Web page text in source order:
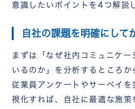
意識したいポイントを4つ解説
自社の課題を明確にして
まずは「なぜ社内コミュニケー
いるのか」を分析するところか
従業員アンケートやサーベイを
視化すれば、自社に最適な施策